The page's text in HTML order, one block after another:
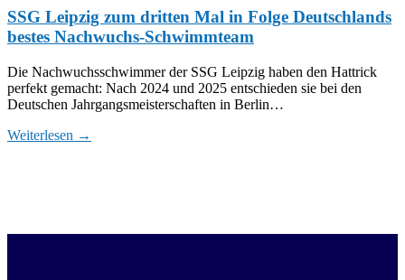
SSG Leipzig zum dritten Mal in Folge Deutschlands
bestes Nachwuchs-Schwimmteam
Die Nachwuchsschwimmer der SSG Leipzig haben den Hattrick
perfekt gemacht: Nach 2024 und 2025 entschieden sie bei den
Deutschen Jahrgangsmeisterschaften in Berlin…
Weiterlesen →